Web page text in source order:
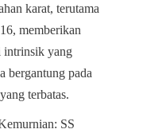
karat, terutama
memberikan
intrinsik yang
bergantung pada
terbatas.
SS